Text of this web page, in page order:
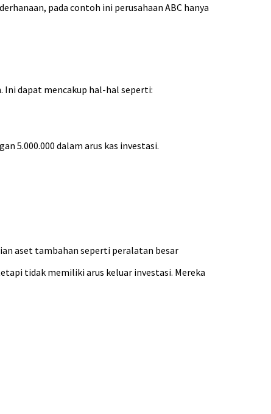
pada contoh ini perusahaan ABC hanya
Ini dapat mencakup hal-hal seperti:
5.000.000 dalam arus kas investasi.
aset tambahan seperti peralatan besar
tidak memiliki arus keluar investasi. Mereka